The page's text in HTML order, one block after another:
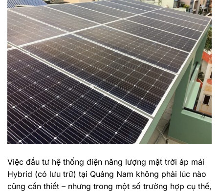
Việc đầu tư hệ thống điện năng lượng mặt trời áp mái
Hybrid (có lưu trữ) tại Quảng Nam không phải lúc nào
cũng cần thiết – nhưng trong một số trường hợp cụ thể,